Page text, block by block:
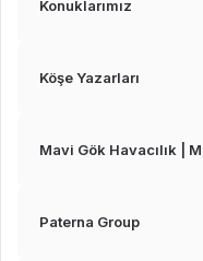
Konuklarımız
Köşe Yazarları
Mavi Gök Havacılık |
Paterna Group